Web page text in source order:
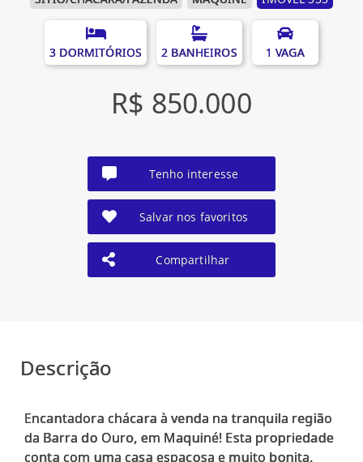
3 DORMITÓRIOS 2 BANHEIROS 1 VAGA
R$ 850.000
Tenho interesse
Salvar nos favoritos
Compartilhar
Descrição
Encantadora chácara à venda na tranquila região
da Barra do Ouro, em Maquiné! Esta propriedade
conta com uma casa espaçosa e muito bonita,